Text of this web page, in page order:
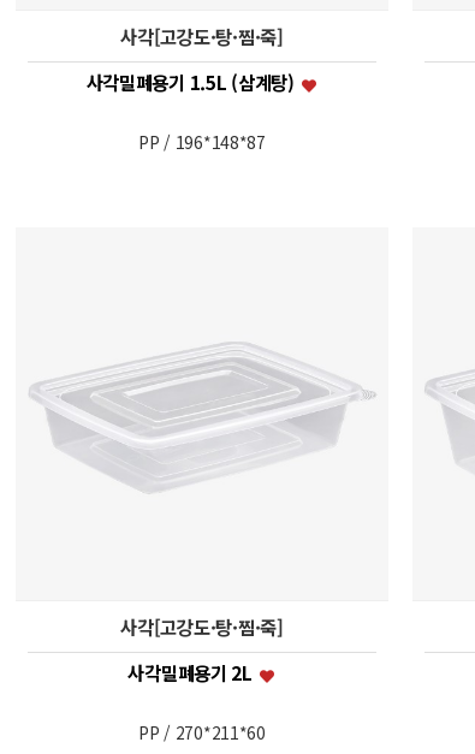
사각[고강도·탕·찜·죽]
사각밀폐용기 1.5L (삼계탕)
PP / 196*148*87
사각[고강도·탕·찜·죽]
사각밀폐용기 2L
PP / 270*211*60